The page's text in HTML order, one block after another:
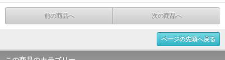
前の商品へ 次の商品へ
ページの先頭へ戻る